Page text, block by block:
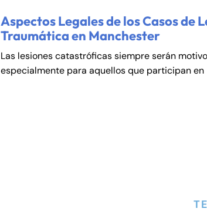
Aspectos Legales de los Casos de
Traumática en Manchester
Las lesiones catastróficas siempre serán
especialmente para aquellos que participan en